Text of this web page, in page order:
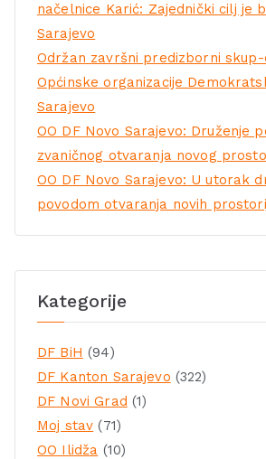
načelnice Karić: Zajednički cilj je
Sarajevo
Održan završni predizborni skup-
Općinske organizacije
Sarajevo
OO DF Novo Sarajevo: Druženje
zvaničnog otvaranja novog
OO DF Novo Sarajevo: U utorak
povodom otvaranja novih
Kategorije
DF BiH (94)
DF Kanton Sarajevo (322)
DF Novi Grad (1)
Moj stav (71)
OO Ilidža (10)